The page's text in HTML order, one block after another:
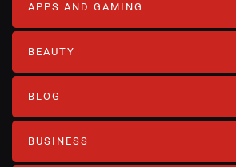
APPS AND GAMING
BEAUTY
BLOG
BUSINESS